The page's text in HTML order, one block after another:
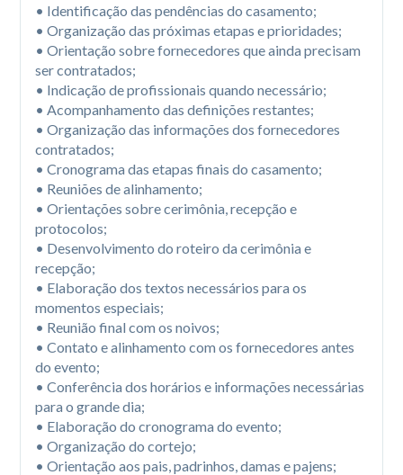
• Identificação das pendências do casamento;
• Organização das próximas etapas e prioridades;
• Orientação sobre fornecedores que ainda precisam
ser contratados;
• Indicação de profissionais quando necessário;
• Acompanhamento das definições restantes;
• Organização das informações dos fornecedores
contratados;
• Cronograma das etapas finais do casamento;
• Reuniões de alinhamento;
• Orientações sobre cerimônia, recepção e
protocolos;
• Desenvolvimento do roteiro da cerimônia e
recepção;
• Elaboração dos textos necessários para os
momentos especiais;
• Reunião final com os noivos;
• Contato e alinhamento com os fornecedores antes
do evento;
• Conferência dos horários e informações necessárias
para o grande dia;
• Elaboração do cronograma do evento;
• Organização do cortejo;
• Orientação aos pais, padrinhos, damas e pajens;